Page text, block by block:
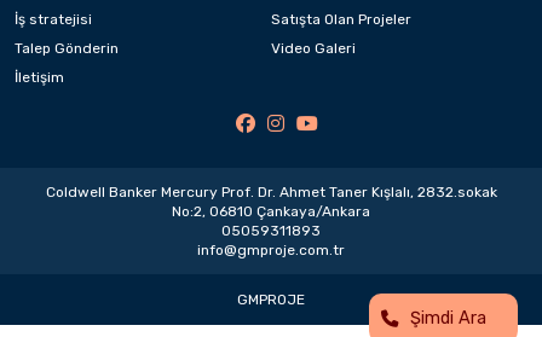
İş stratejisi
Satışta Olan Projeler
Talep Gönderin
Video Galeri
İletişim
Coldwell Banker Mercury Prof. Dr. Ahmet Taner Kışlalı, 2832.sokak
No:2, 06810 Çankaya/Ankara
05059311893
info@gmproje.com.tr
GMPROJE
Şimdi Ara